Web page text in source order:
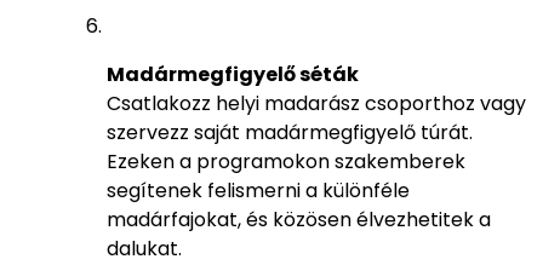
Madármegfigyelő séták
Csatlakozz helyi madarász csoporthoz vagy
szervezz saját madármegfigyelő túrát.
Ezeken a programokon szakemberek
segítenek felismerni a különféle
madárfajokat, és közösen élvezhetitek a
dalukat.